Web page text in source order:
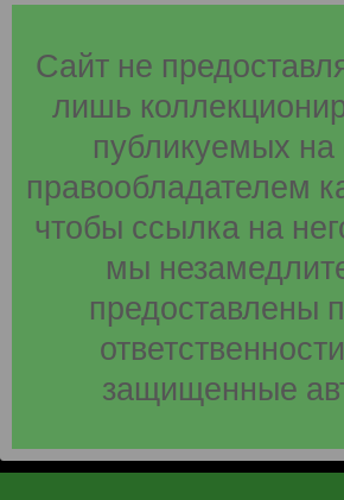
Сайт не
лишь
публикуемых
правообладателем
чтобы ссылка на
мы
предоставлены
защищенные